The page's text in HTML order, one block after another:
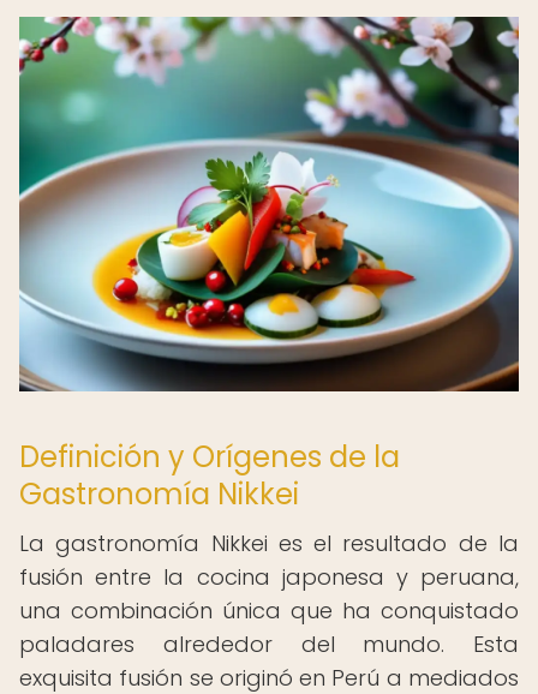
Definición y Orígenes de la
Gastronomía Nikkei
La gastronomía Nikkei es el resultado de la
fusión entre la cocina japonesa y peruana,
una combinación única que ha conquistado
paladares alrededor del mundo. Esta
exquisita fusión se originó en Perú a mediados